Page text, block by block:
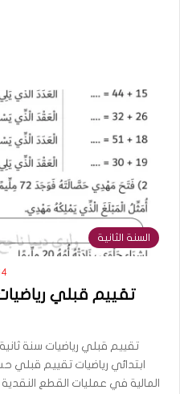
السنة الثانية
تقييم قبلي
تقييم قبلي رياضيات سنة
ابتدائي رياضيات تقييم
المالية في عمليات القطع